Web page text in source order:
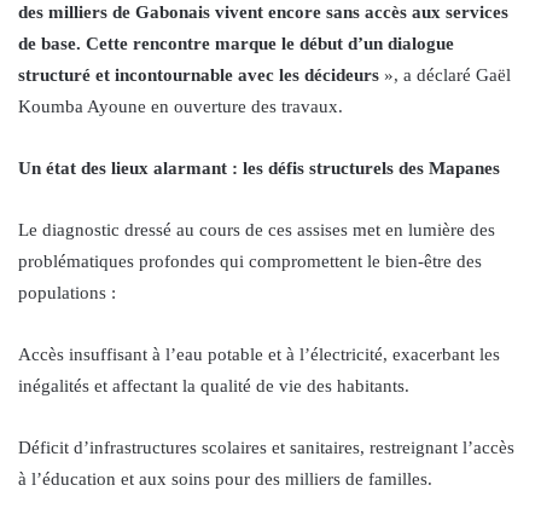
des milliers de Gabonais vivent encore sans accès aux services
de base. Cette rencontre marque le début d’un dialogue
structuré et incontournable avec les décideurs », a déclaré Gaël
Koumba Ayoune en ouverture des travaux.
Un état des lieux alarmant : les défis structurels des Mapanes
Le diagnostic dressé au cours de ces assises met en lumière des
problématiques profondes qui compromettent le bien-être des
populations :
Accès insuffisant à l’eau potable et à l’électricité, exacerbant les
inégalités et affectant la qualité de vie des habitants.
Déficit d’infrastructures scolaires et sanitaires, restreignant l’accès
à l’éducation et aux soins pour des milliers de familles.